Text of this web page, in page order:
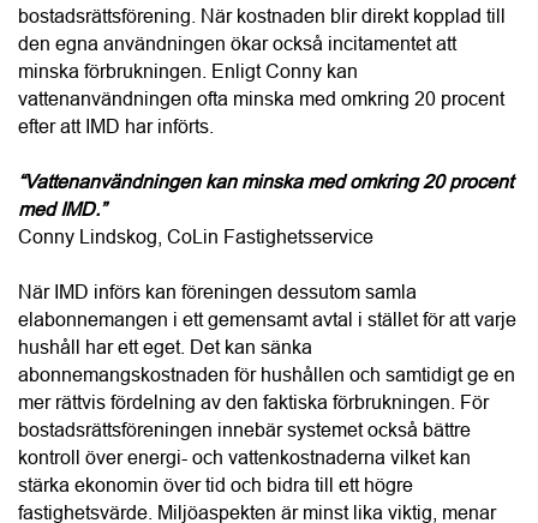
som vill sänka kostnaderna och öka fastighetsvärdet.”
Conny Lindskog, CoLin Fastighetsservice
många bostadsrättsföreningar uppskattar mest. Styrelsen
får en tydlig och trygg process från kostnadsfri projektering
och teknisk analys till ekonomisk kalkyl, installation,
driftsättning samt löpande uppföljning och support. Många
kunder återkommer också med nya uppdrag, antingen för
fler fastigheter i det egna beståndet eller genom
samarbeten med andra bostadsrättsföreningar.